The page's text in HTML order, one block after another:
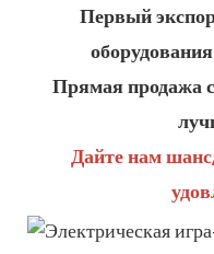
Первый
Прямая продажа
Дайте нам